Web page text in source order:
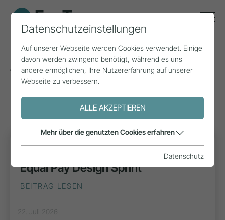
Tags zum Thema: Inklusion &
Diversität
PROJEKT
Equal Pay Design Sprint
BEITRAG LESEN
22. Juli 2026
Datenschutzeinstellungen
Auf unserer Webseite werden Cookies verwendet. Einige
davon werden zwingend benötigt, während es uns
andere ermöglichen, Ihre Nutzererfahrung auf unserer
Webseite zu verbessern.
ALLE AKZEPTIEREN
Mehr über die genutzten Cookies erfahren
Datenschutz